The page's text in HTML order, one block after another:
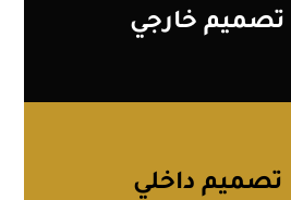
تصميم خارجي
تصميم داخلي